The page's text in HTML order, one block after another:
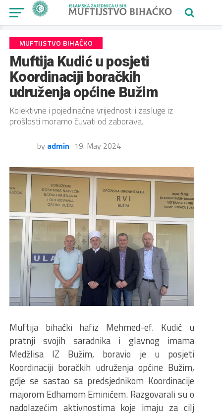
MUFTIJSTVO BIHAĆKO
Muftija Kudić u posjeti
Koordinaciji boračkih
udruženja općine Bužim
Kolektivne i pojedinačne vrijednosti i zasluge iz
prošlosti moramo čuvati od zaborava.
by admin 19. May 2024
Muftija bihaćki hafiz Mehmed-ef. Kudić u
pratnji svojih saradnika i glavnog imama
Medžlisa IZ Bužim, boravio je u posjeti
Koordinaciji boračkih udruženja općine Bužim,
gdje se sastao sa predsjednikom Koordinacije
majorom Edhamom Eminićem. Razgovarali su o
nadolazećim aktivnostima koje imaju za cilj